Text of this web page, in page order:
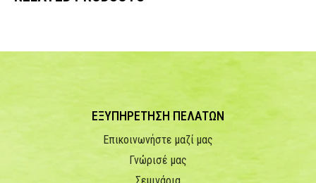
ΕΞΥΠΗΡΕΤΗΣΗ ΠΕΛΑΤΩΝ
Επικοινωνήστε μαζί μας
Γνώρισέ μας